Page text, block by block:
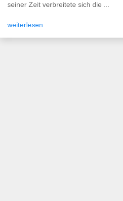
seiner Zeit verbreitete sich die ...
weiterlesen